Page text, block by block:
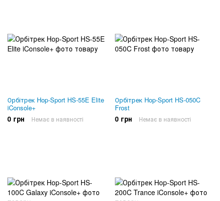
Орбітрек Hop-Sport HS-55E Elite
iConsole+
0 грн Немає в наявності
Орбітрек Hop-Sport HS-050C
Frost
0 грн Немає в наявності